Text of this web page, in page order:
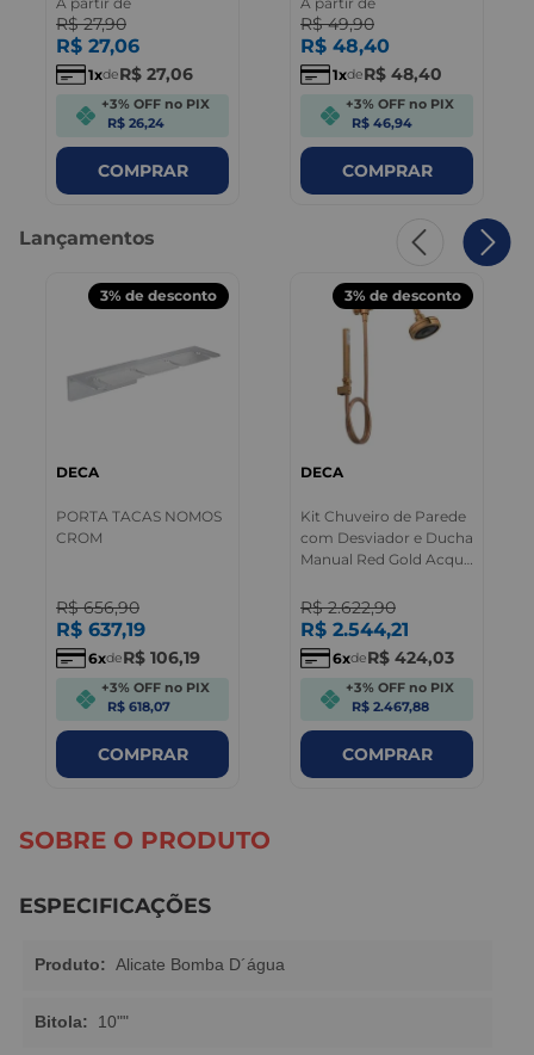
R$ 27,90
R$ 27,06
1 deR$ 27,06
+3% OFF no PIX
R$ 26,24
COMPRAR
R$ 49,90
R$ 48,40
1 deR$ 48,40
+3% OFF no PIX
R$ 46,94
COMPRAR
Lançamentos
3% de desconto
DECA
PORTA TACAS NOMOS
CROM
R$ 656,90
R$ 637,19
6 deR$ 106,19
+3% OFF no PIX
R$ 618,07
COMPRAR
3% de desconto
DECA
Kit Chuveiro de Parede
com Desviador e Ducha
Manual Red Gold Acqua
R$ 2.622,90
R$ 2.544,21
6 deR$ 424,03
+3% OFF no PIX
R$ 2.467,88
COMPRAR
SOBRE O PRODUTO
ESPECIFICAÇÕES
Produto: Alicate Bomba D´água
Bitola: 10""